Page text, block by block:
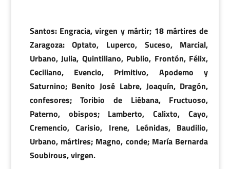
Santos: Engracia, virgen y mártir; 18 mártires de
Zaragoza: Optato, Luperco, Suceso, Marcial,
Urbano, Julia, Quintiliano, Publio, Frontón, Félix,
Ceciliano, Evencio, Primitivo, Apodemo y
Saturnino; Benito José Labre, Joaquín, Dragón,
confesores; Toribio de Liébana, Fructuoso,
Paterno, obispos; Lamberto, Calixto, Cayo,
Cremencio, Carisio, Irene, Leónidas, Baudilio,
Urbano, mártires; Magno, conde; María Bernarda
Soubirous, virgen.